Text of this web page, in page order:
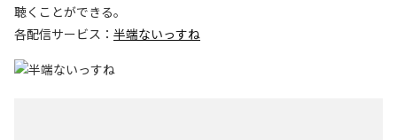
聴くことができる。
各配信サービス： 半端ないっすね